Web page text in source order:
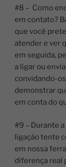
#8 – Como
em contato?
que você
atender e ver
em seguida,
a ligar ou
convidando-
demonstrar
em conta do
#9 – Durante
ligação tente
em nossa
diferença real